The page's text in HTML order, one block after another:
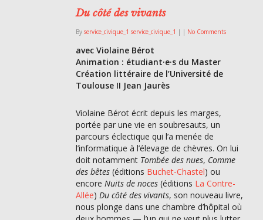
Du côté des vivants
By service_civique_1 service_civique_1 | | No Comments
avec Violaine Bérot
Animation : étudiant·e·s du Master
Création littéraire de l’Université de
Toulouse II Jean Jaurès
Violaine Bérot écrit depuis les marges,
portée par une vie en soubresauts, un
parcours éclectique qui l’a menée de
l’informatique à l’élevage de chèvres. On lui
doit notamment Tombée des nues, Comme
des bêtes(éditions Buchet-Chastel) ou
encore Nuits de noces(éditions La Contre-
Allée) Du côté des vivants, son nouveau livre,
nous plonge dans une chambre d’hôpital où